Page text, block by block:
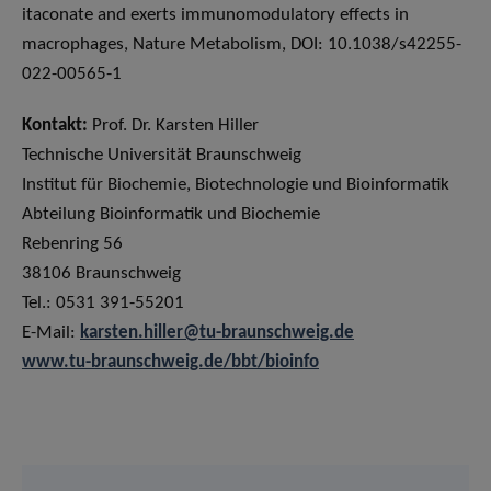
itaconate and exerts immunomodulatory effects in
macrophages, Nature Metabolism, DOI: 10.1038/s42255-
022-00565-1
Kontakt: Prof. Dr. Karsten Hiller
Technische Universität Braunschweig
Institut für Biochemie, Biotechnologie und Bioinformatik
Abteilung Bioinformatik und Biochemie
Rebenring 56
38106 Braunschweig
Tel.: 0531 391-55201
E-Mail: karsten.hiller@tu-braunschweig.de
www.tu-braunschweig.de/bbt/bioinfo